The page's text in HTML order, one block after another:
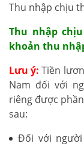
Thu nhập chịu
Thu nhập
khoản thu
Lưu ý: Tiền
Nam đối với
riêng được
sau:
Đối với